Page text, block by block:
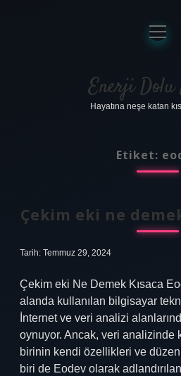
Anasayfa
Gizlilik
Yasal
aç
Enerji
Hayatına neşe katan
Etiket:
Çekim eki ne
Tarih: Temmuz 29, 2024
Çekim eki Ne Demek Kısaca
alanda kullanılan bilgisayar
İnternet ve veri analizi
oynuyor. Ancak, veri analizinde
birinin kendi özellikleri ve
biri de Eodev olarak